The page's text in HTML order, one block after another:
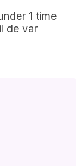
1 time
de var